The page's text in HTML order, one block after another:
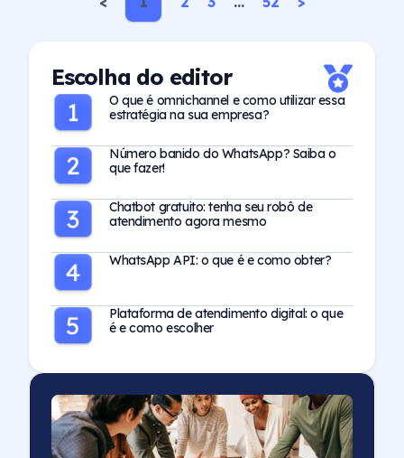
Escolha do editor
O que é omnichannel e como utilizar essa
estratégia na sua empresa?
Número banido do WhatsApp? Saiba o
que fazer!
Chatbot gratuito: tenha seu robô de
atendimento agora mesmo
WhatsApp API: o que é e como obter?
Plataforma de atendimento digital: o que
é e como escolher